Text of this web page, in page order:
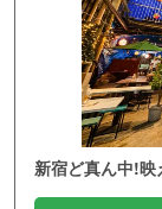
新宿ど真ん中!映